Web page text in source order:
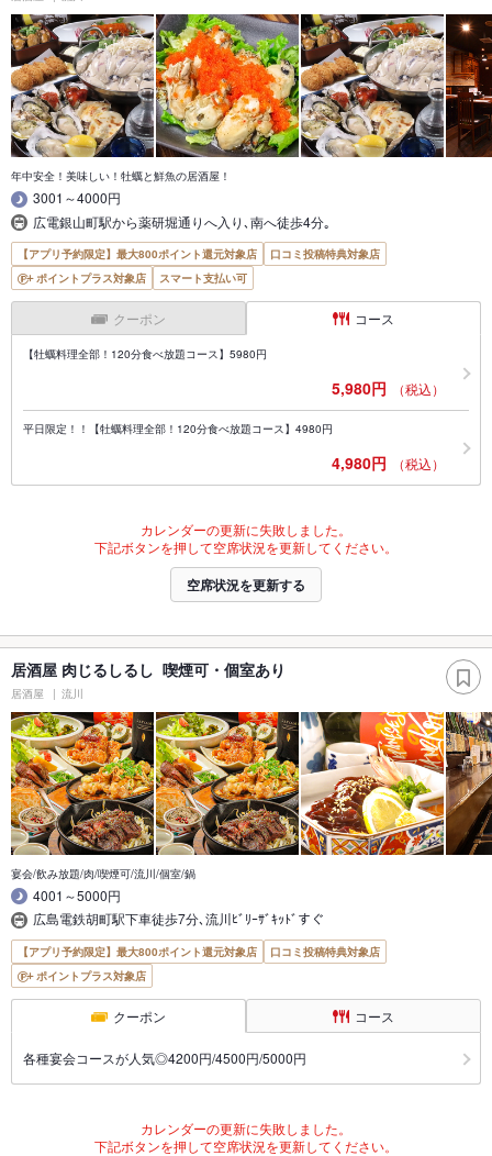
年中安全！美味しい！牡蠣と鮮魚の居酒屋！
3001～4000円
広電銀山町駅から薬研堀通りへ入り､南へ徒歩4分｡
【アプリ予約限定】最大800ポイント還元対象店
口コミ投稿特典対象店
ポイントプラス対象店
スマート支払い可
クーポン コース
【牡蠣料理全部！120分食べ放題コース】5980円
5,980円 （税込）
平日限定！！【牡蠣料理全部！120分食べ放題コース】4980円
4,980円 （税込）
カレンダーの更新に失敗しました。
下記ボタンを押して空席状況を更新してください。
空席状況を更新する
居酒屋 肉じるしるし 喫煙可・個室あり
居酒屋 流川
宴会/飲み放題/肉/喫煙可/流川/個室/鍋
4001～5000円
広島電鉄胡町駅下車徒歩7分､流川ﾋﾞﾘｰｻﾞｷｯﾄﾞすぐ
【アプリ予約限定】最大800ポイント還元対象店
口コミ投稿特典対象店
ポイントプラス対象店
クーポン コース
各種宴会コースが人気◎4200円/4500円/5000円
カレンダーの更新に失敗しました。
下記ボタンを押して空席状況を更新してください。